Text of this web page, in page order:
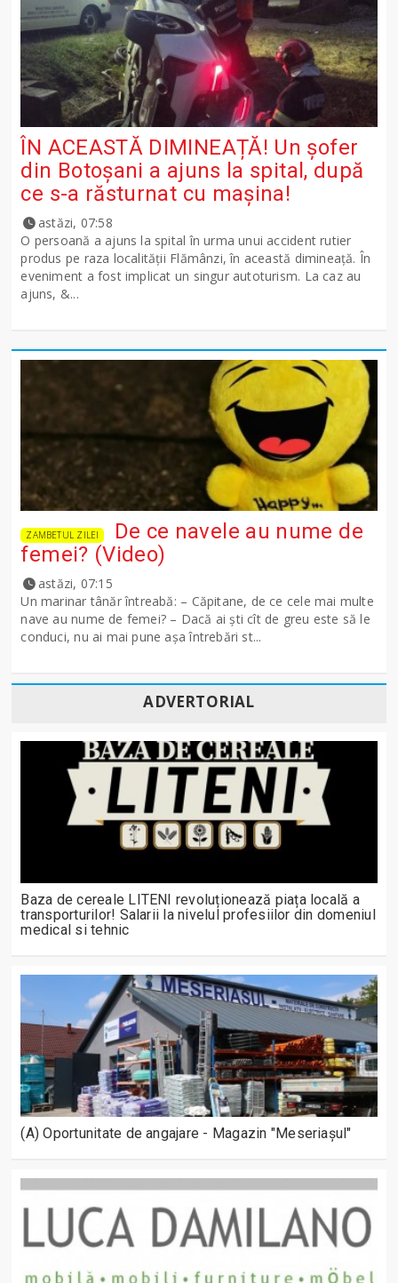
ÎN ACEASTĂ DIMINEAȚĂ! Un șofer
din Botoșani a ajuns la spital, după
ce s-a răsturnat cu mașina!
astăzi, 07:58
O persoană a ajuns la spital în urma unui accident rutier
produs pe raza localității Flămânzi, în această dimineață. În
eveniment a fost implicat un singur autoturism. La caz au
ajuns, &...
ZAMBETUL ZILEI
De ce navele au nume de
femei? (Video)
astăzi, 07:15
Un marinar tânăr întreabă: – Căpitane, de ce cele mai multe
nave au nume de femei? – Dacă ai şti cît de greu este să le
conduci, nu ai mai pune așa întrebări st...
ADVERTORIAL
Baza de cereale LITENI revoluționează piața locală a
transporturilor! Salarii la nivelul profesiilor din domeniul
medical si tehnic
(A) Oportunitate de angajare - Magazin "Meseriașul"